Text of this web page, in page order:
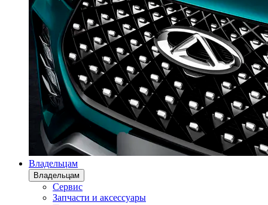
Владельцам
Владельцам
Сервис
Запчасти и аксессуары